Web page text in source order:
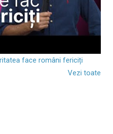
face români fericiți
Vezi toate